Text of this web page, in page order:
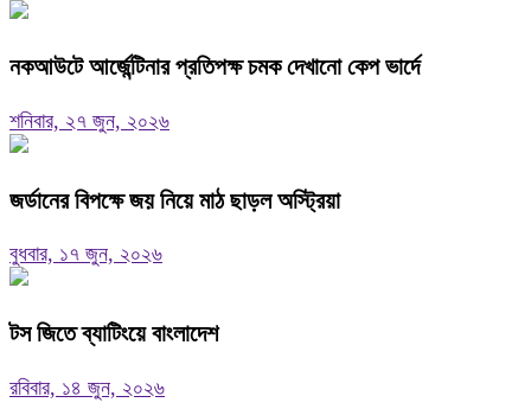
নকআউটে আর্জেন্টিনার প্রতিপক্ষ চমক দেখানো কেপ ভার্দে
শনিবার, ২৭ জুন, ২০২৬
জর্ডানের বিপক্ষে জয় নিয়ে মাঠ ছাড়ল অস্ট্রিয়া
বুধবার, ১৭ জুন, ২০২৬
টস জিতে ব্যাটিংয়ে বাংলাদেশ
রবিবার, ১৪ জুন, ২০২৬